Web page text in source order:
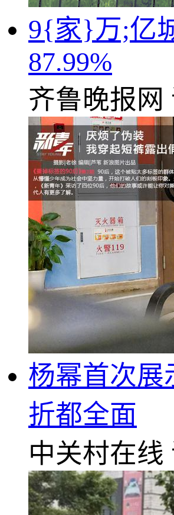
9{家}万;亿
87.99%
齐鲁晚报网
杨幂首次展
折都全面
中关村在线